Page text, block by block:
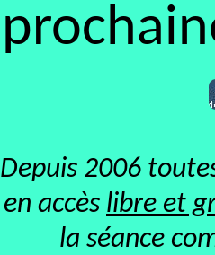
Depuis 2006
en accès libre et
la séance